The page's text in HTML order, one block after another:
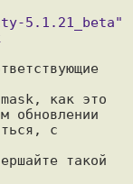
как это
обновлении
с
такой